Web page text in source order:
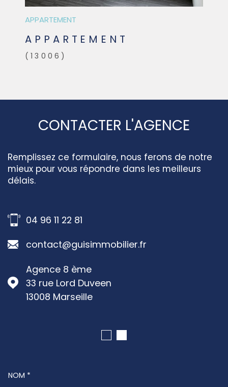
APPARTEMENT
APPARTEMENT
(13006)
CONTACTER L'AGENCE
Remplissez ce formulaire, nous ferons de notre
mieux pour vous répondre dans les meilleurs
délais.
04 96 11 22 81
contact@guisimmobilier.fr
Agence 8 ème
33 rue Lord Duveen
13008
Marseille
TRAD_MELTEM_VOSCOORDONNEES
NOM *